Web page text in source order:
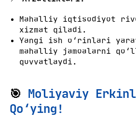
Mahalliy iqtisodiyot
xizmat qiladi.
Yangi ish o‘rinlari
mahalliy jamoalarni
quvvatlaydi.
🎯 Moliyaviy
Qo‘ying!